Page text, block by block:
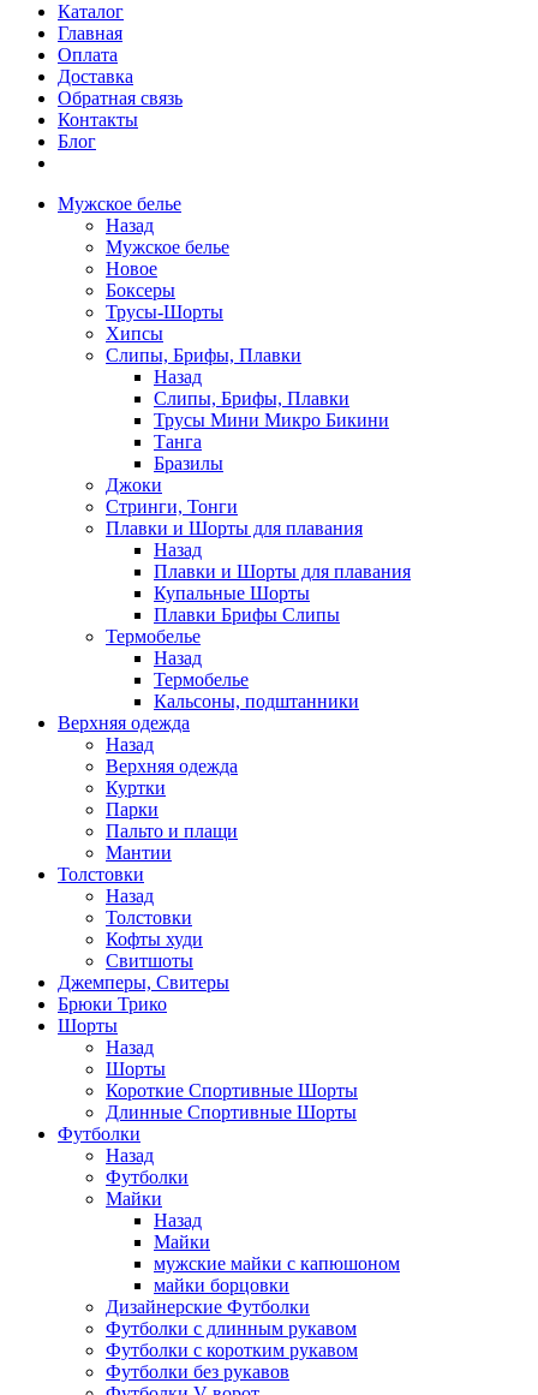
Каталог
Главная
Оплата
Доставка
Обратная связь
Контакты
Блог
Мужское белье
Назад
Мужское белье
Новое
Боксеры
Трусы-Шорты
Хипсы
Слипы, Брифы, Плавки
Назад
Слипы, Брифы, Плавки
Трусы Мини Микро Бикини
Танга
Бразилы
Джоки
Стринги, Тонги
Плавки и Шорты для плавания
Назад
Плавки и Шорты для плавания
Купальные Шорты
Плавки Брифы Слипы
Термобелье
Назад
Термобелье
Кальсоны, подштанники
Верхняя одежда
Назад
Верхняя одежда
Куртки
Парки
Пальто и плащи
Мантии
Толстовки
Назад
Толстовки
Кофты худи
Свитшоты
Джемперы, Свитеры
Брюки Трико
Шорты
Назад
Шорты
Короткие Спортивные Шорты
Длинные Спортивные Шорты
Футболки
Назад
Футболки
Майки
Назад
Майки
мужские майки с капюшоном
майки борцовки
Дизайнерские Футболки
Футболки с длинным рукавом
Футболки с коротким рукавом
Футболки без рукавов